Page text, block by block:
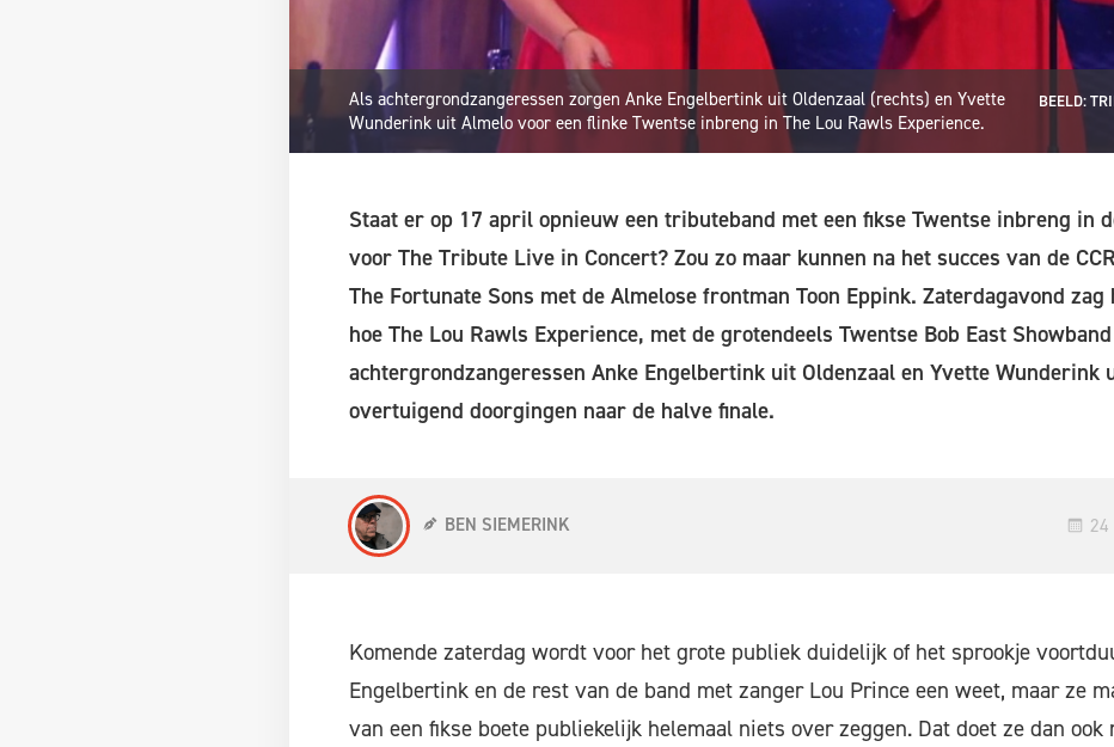
Als achtergrondzangeressen zorgen Anke Engelbertink uit Oldenzaal (rechts) en Yvette
Wunderink uit Almelo voor een flinke Twentse inbreng in The Lou Rawls Experience.
BEELD:
Staat er op 17 april opnieuw een tributeband met een fikse Twentse inbreng in
voor The Tribute Live in Concert? Zou zo maar kunnen na het succes van de
The Fortunate Sons met de Almelose frontman Toon Eppink. Zaterdagavond
hoe The Lou Rawls Experience, met de grotendeels Twentse Bob East
achtergrondzangeressen Anke Engelbertink uit Oldenzaal en Yvette Wunderink
overtuigend doorgingen naar de halve finale.
BEN SIEMERINK 24
Komende zaterdag wordt voor het grote publiek duidelijk of het sprookje
Engelbertink en de rest van de band met zanger Lou Prince een weet, maar ze
van een fikse boete publiekelijk helemaal niets over zeggen. Dat doet ze dan ook